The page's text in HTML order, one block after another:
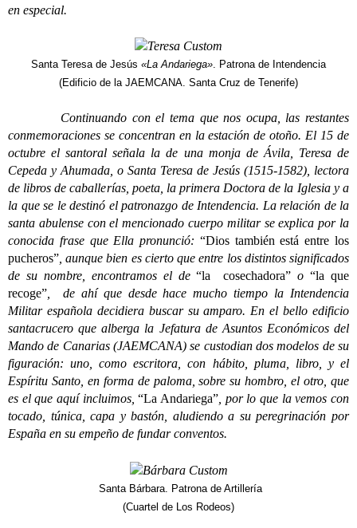
en especial.
Santa Teresa de Jesús «La Andariega». Patrona de Intendencia
(Edificio de la JAEMCANA. Santa Cruz de Tenerife)
Continuando con el tema que nos ocupa, las restantes
conmemoraciones se concentran en la estación de otoño. El 15 de
octubre el santoral señala la de una monja de Ávila, Teresa de
Cepeda y Ahumada, o Santa Teresa de Jesús (1515-1582), lectora
de libros de caballerías, poeta, la primera Doctora de la Iglesia y a
la que se le destinó el patronazgo de Intendencia. La relación de la
santa abulense con el mencionado cuerpo militar se explica por la
conocida frase que Ella pronunció: “Dios también está entre los
pucheros” , aunque bien es cierto que entre los distintos significados
de su nombre, encontramos el de“la cosechadora” o“la que
recoge” , de ahí que desde hace mucho tiempo la Intendencia
Militar española decidiera buscar su amparo. En el bello edificio
santacrucero que alberga la Jefatura de Asuntos Económicos del
Mando de Canarias (JAEMCANA) se custodian dos modelos de su
figuración: uno, como escritora, con hábito, pluma, libro, y el
Espíritu Santo, en forma de paloma, sobre su hombro, el otro, que
es el que aquí incluimos,“La Andariega” , por lo que la vemos con
tocado, túnica, capa y bastón, aludiendo a su peregrinación por
España en su empeño de fundar conventos.
Santa Bárbara. Patrona de Artillería
(Cuartel de Los Rodeos)